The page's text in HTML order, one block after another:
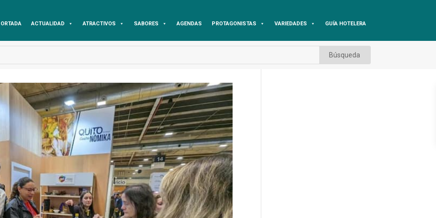
ACTUALIDAD ATRACTIVOS SABORES AGENDAS PROTAGONISTAS VARIEDADES GUÍA HOTELERA